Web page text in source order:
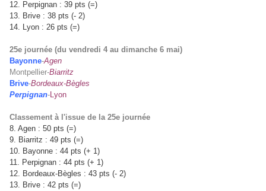
12. Perpignan : 39 pts (=)
13. Brive : 38 pts (- 2)
14. Lyon : 26 pts (=)
25e journée (du vendredi 4 au dimanche 6 mai)
Bayonne-Agen
Montpellier-Biarritz
Brive-Bordeaux-Bègles
Perpignan-Lyon
Classement à l'issue de la 25e journée
8. Agen : 50 pts (=)
9. Biarritz : 49 pts (=)
10. Bayonne : 44 pts (+ 1)
11. Perpignan : 44 pts (+ 1)
12. Bordeaux-Bègles : 43 pts (- 2)
13. Brive : 42 pts (=)